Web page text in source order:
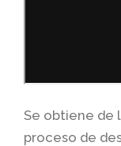
Se obtiene de
proceso de